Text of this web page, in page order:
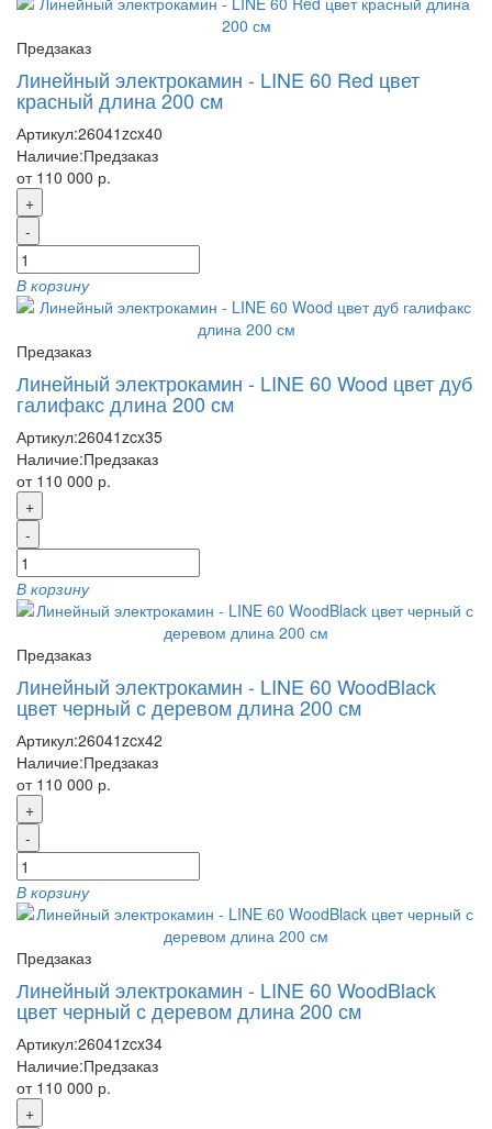
Предзаказ
Линейный электрокамин - LINE 60 Red цвет
красный длина 200 см
Артикул:26041zcx40
Наличие:Предзаказ
от 110 000 р.
+
-
В корзину
Предзаказ
Линейный электрокамин - LINE 60 Wood цвет дуб
галифакс длина 200 см
Артикул:26041zcx35
Наличие:Предзаказ
от 110 000 р.
+
-
В корзину
Предзаказ
Линейный электрокамин - LINE 60 WoodBlack
цвет черный с деревом длина 200 см
Артикул:26041zcx42
Наличие:Предзаказ
от 110 000 р.
+
-
В корзину
Предзаказ
Линейный электрокамин - LINE 60 WoodBlack
цвет черный с деревом длина 200 см
Артикул:26041zcx34
Наличие:Предзаказ
от 110 000 р.
+